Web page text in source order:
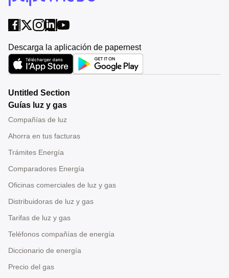
Descarga la aplicación de papernest
Untitled Section
Guías luz y gas
Compañías de luz
Ahorra en tus facturas
Trámites Energía
Comparadores Energía
Oficinas comerciales de luz y gas
Distribuidoras de luz y gas
Tarifas de luz y gas
Teléfonos compañías de energía
Diccionario de energía
Precio del gas